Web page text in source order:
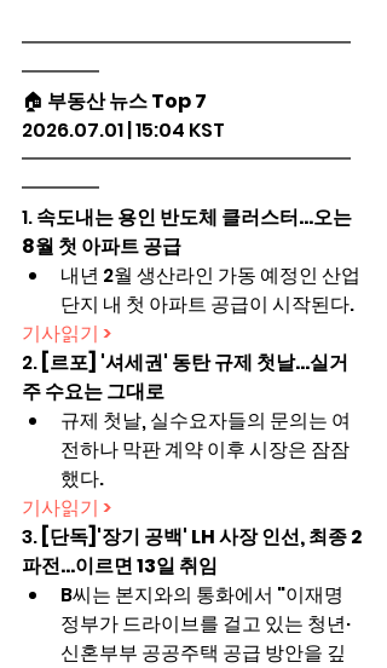
━━━━━━━━━━━━━━━━━
━━━━
🏠 부동산 뉴스 Top 7
2026.07.01 | 15:04 KST
━━━━━━━━━━━━━━━━━
━━━━
1. 속도내는 용인 반도체 클러스터...오는
8월 첫 아파트 공급
내년 2월 생산라인 가동 예정인 산업
단지 내 첫 아파트 공급이 시작된다.
기사읽기 >
2. [르포] '셔세권' 동탄 규제 첫날…실거
주 수요는 그대로
규제 첫날, 실수요자들의 문의는 여
전하나 막판 계약 이후 시장은 잠잠
했다.
기사읽기 >
3. [단독]'장기 공백' LH 사장 인선, 최종 2
파전…이르면 13일 취임
B씨는 본지와의 통화에서 "이재명
정부가 드라이브를 걸고 있는 청년·
신혼부부 공공주택 공급 방안을 깊